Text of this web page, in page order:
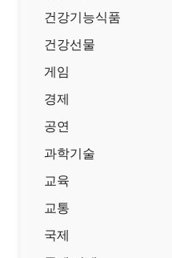
건강기능식품
건강선물
게임
경제
공연
과학기술
교육
교통
국제